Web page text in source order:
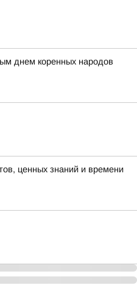
днем коренных народов
ценных знаний и времени